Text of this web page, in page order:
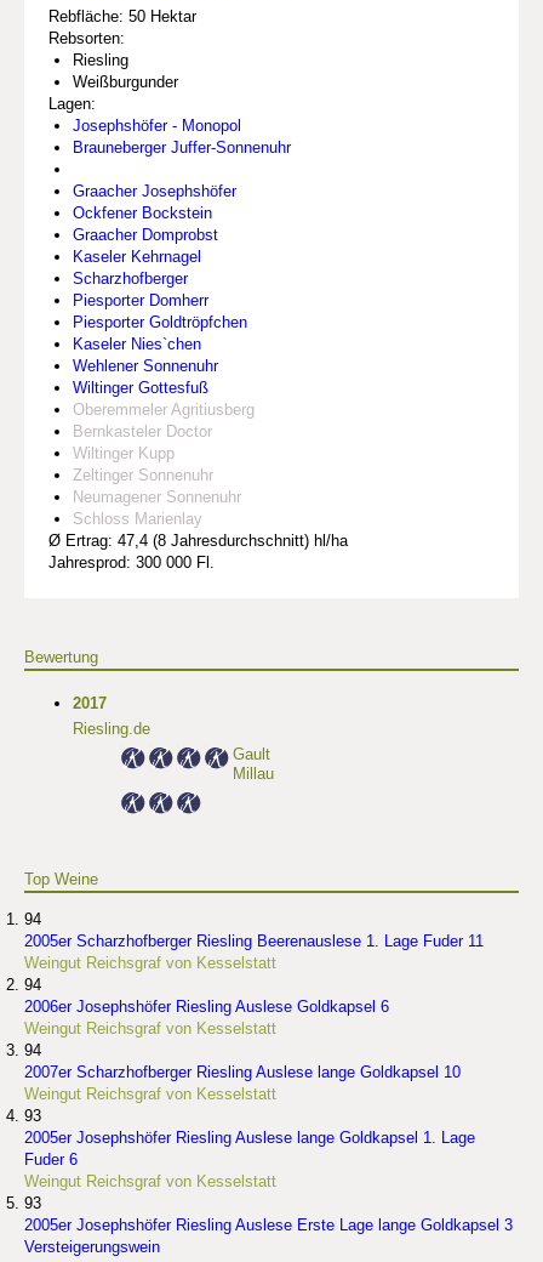
Rebfläche: 50 Hektar
Rebsorten:
Riesling
Weißburgunder
Lagen:
Josephshöfer - Monopol
Brauneberger Juffer-Sonnenuhr
Graacher Josephshöfer
Ockfener Bockstein
Graacher Domprobst
Kaseler Kehrnagel
Scharzhofberger
Piesporter Domherr
Piesporter Goldtröpfchen
Kaseler Nies`chen
Wehlener Sonnenuhr
Wiltinger Gottesfuß
Oberemmeler Agritiusberg
Bernkasteler Doctor
Wiltinger Kupp
Zeltinger Sonnenuhr
Neumagener Sonnenuhr
Schloss Marienlay
Ø Ertrag: 47,4 (8 Jahresdurchschnitt) hl/ha
Jahresprod: 300 000 Fl.
Bewertung
2017
Riesling.de
Gault
Millau
Top Weine
94
2005er Scharzhofberger Riesling Beerenauslese 1. Lage Fuder 11
Weingut Reichsgraf von Kesselstatt
94
2006er Josephshöfer Riesling Auslese Goldkapsel 6
Weingut Reichsgraf von Kesselstatt
94
2007er Scharzhofberger Riesling Auslese lange Goldkapsel 10
Weingut Reichsgraf von Kesselstatt
93
2005er Josephshöfer Riesling Auslese lange Goldkapsel 1. Lage
Fuder 6
Weingut Reichsgraf von Kesselstatt
93
2005er Josephshöfer Riesling Auslese Erste Lage lange Goldkapsel 3
Versteigerungswein